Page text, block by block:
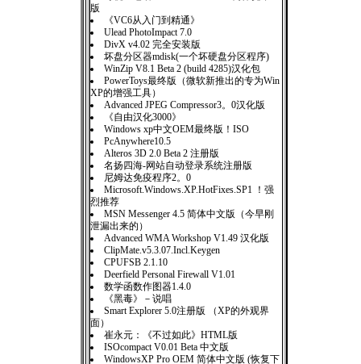
版
《VC6从入门到精通》
Ulead PhotoImpact 7.0
DivX v4.02 完全安装版
坏盘分区器mdisk(一个坏硬盘分区程序)
WinZip V8.1 Beta 2 (build 4285)汉化包
PowerToys最终版（微软新推出的专为Win
XP的增强工具）
Advanced JPEG Compressor3。0汉化版
《自由汉化3000》
Windows xp中文OEM最终版！ISO
PcAnywhere10.5
Alteros 3D 2.0 Beta 2 注册版
名扬四海-网站自动登录系统注册版
尼姆达免疫程序2。0
Microsoft.Windows.XP.HotFixes.SP1 ！强
烈推荐
MSN Messenger 4.5 简体中文版（今早刚
泄漏出来的）
Advanced WMA Workshop V1.49 汉化版
ClipMate.v5.3.07.Incl.Keygen
CPUFSB 2.1.10
Deerfield Personal Firewall V1.01
数学函数作图器1.4.0
《黑毒》－说唱
Smart Explorer 5.0注册版 （XP的外观界
面）
崔永元：《不过如此》HTML版
ISOcompact V0.01 Beta 中文版
WindowsXP Pro OEM 简体中文版 (恢复下